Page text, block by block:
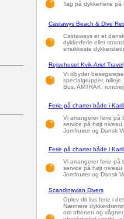
Tag på dykkerferie på
Castawys Beach & Dive
Castaways er et
dykkerferie eller
smukkeste
Rejsehuset Kvik-Ariel Travel
Vi tilbyder
specialgrupper,
Bus, AMTRAK,
Ferie på charter både i
Vi arrangerer ferie på
service på højt
Jomfruøer og Dansk
Ferie på charter både i
Vi arrangerer ferie på
service på højt
Jomfruøer og Dansk
Scandinavian Divers
Oplev dit livs ferie i
Nærmere
om aftenen og